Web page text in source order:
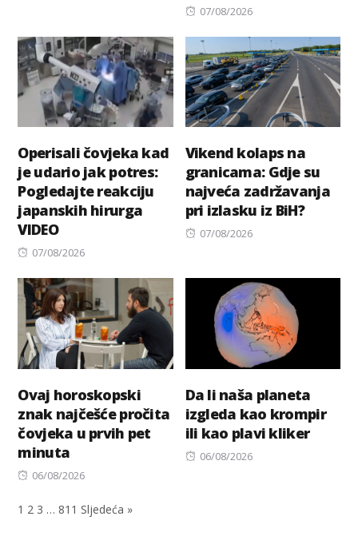
Posted
07/08/2026
Operisali čovjeka kad
je udario jak potres:
Pogledajte reakciju
japanskih hirurga
VIDEO
Posted
07/08/2026
Vikend kolaps na
granicama: Gdje su
najveća zadržavanja
pri izlasku iz BiH?
Posted
07/08/2026
Ovaj horoskopski
znak najčešće pročita
čovjeka u prvih pet
minuta
Posted
06/08/2026
Da li naša planeta
izgleda kao krompir
ili kao plavi kliker
Posted
06/08/2026
1 2 3 … 811 Sljedeća »